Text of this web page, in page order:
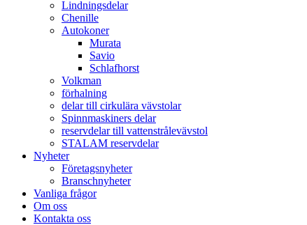
Lindningsdelar
Chenille
Autokoner
Murata
Savio
Schlafhorst
Volkman
förhalning
delar till cirkulära vävstolar
Spinnmaskiners delar
reservdelar till vattenstrålevävstol
STALAM reservdelar
Nyheter
Företagsnyheter
Branschnyheter
Vanliga frågor
Om oss
Kontakta oss